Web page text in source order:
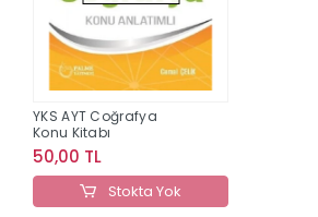
YKS AYT Coğrafya
Konu Kitabı
50,00 TL
Stokta Yok